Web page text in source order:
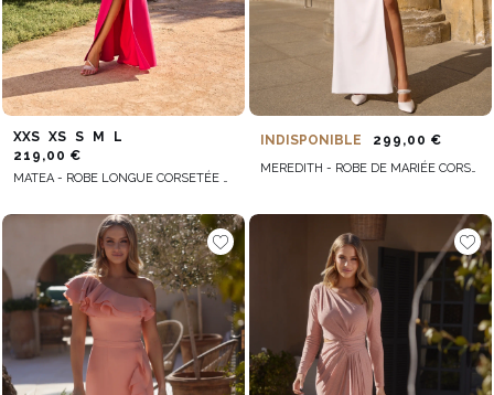
XXS XS S M
L
219,00 €
MATEA - ROBE LONGUE CORSETÉE AVEC ARMATURES
INDISPONIBLE 299,00 €
MEREDITH - ROBE DE MARIÉE CORSETÉE AVEC PLUMES